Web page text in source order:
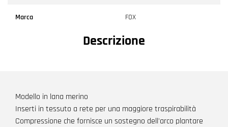
Marca FOX
Descrizione
Modello in lana merino
Inserti in tessuto a rete per una maggiore traspirabilità
Compressione che fornisce un sostegno dell'arco plantare